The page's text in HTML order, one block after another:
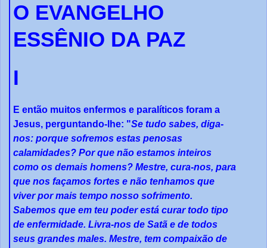
O EVANGELHO
ESSÊNIO DA PAZ
I
E então muitos enfermos e paralíticos foram a
Jesus, perguntando-lhe: "Se tudo sabes, diga-
nos: porque sofremos estas penosas
calamidades? Por que não estamos inteiros
como os demais homens? Mestre, cura-nos, para
que nos façamos fortes e não tenhamos que
viver por mais tempo nosso sofrimento.
Sabemos que em teu poder está curar todo tipo
de enfermidade. Livra-nos de Satã e de todos
seus grandes males. Mestre, tem compaixão de